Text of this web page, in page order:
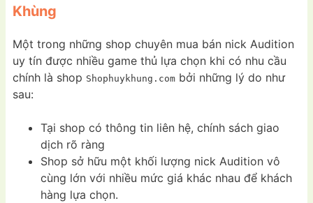
Khùng
Một trong những shop chuyên mua bán nick Audition
uy tín được nhiều game thủ lựa chọn khi có nhu cầu
chính là shop Shophuykhung.com bởi những lý do như
sau:
Tại shop có thông tin liên hệ, chính sách giao
dịch rõ ràng
Shop sở hữu một khối lượng nick Audition vô
cùng lớn với nhiều mức giá khác nhau để khách
hàng lựa chọn.